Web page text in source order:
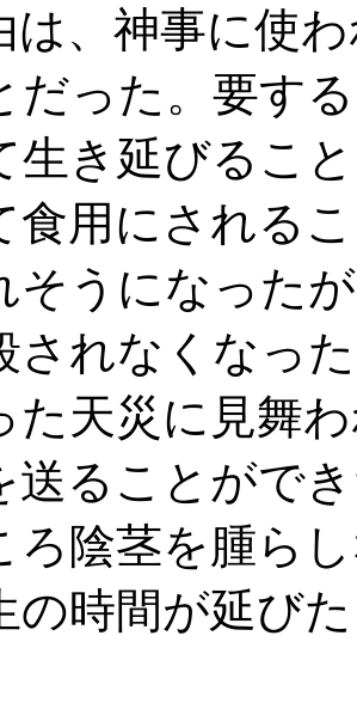
は、神事に使
だった。要す
生き延びるこ
食用にされる
そうになった
されなくなっ
た天災に見舞
送ることがで
ろ陰茎を腫ら
の時間が延び